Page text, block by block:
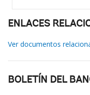
ENLACES
Ver documentos
BOLETÍN DEL